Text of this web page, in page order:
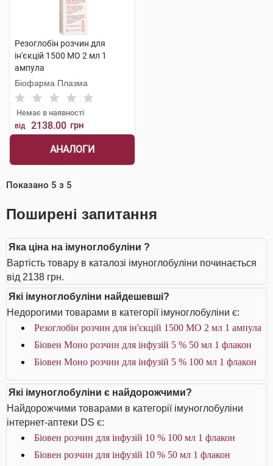
Резоглобін розчин для
ін'єкцій 1500 МО 2 мл 1
ампула
Біофарма Плазма
Немає в наявності
від 2138.00 грн
АНАЛОГИ
Показано 5 з 5
Поширені запитання
Яка ціна на імуноглобуліни ?
Вартість товару в каталозі імуноглобуліни починається
від 2138 грн.
Які імуноглобуліни найдешевші?
Недорогими товарами в категорії імуноглобуліни є:
Резоглобін розчин для ін'єкцій 1500 МО 2 мл 1 ампула
Біовен Моно розчин для інфузій 5 % 50 мл 1 флакон
Біовен Моно розчин для інфузій 5 % 100 мл 1 флакон
Які імуноглобуліни є найдорожчими?
Найдорожчими товарами в категорії імуноглобуліни
інтернет-аптеки DS є:
Біовен розчин для інфузій 10 % 100 мл 1 флакон
Біовен розчин для інфузій 10 % 50 мл 1 флакон